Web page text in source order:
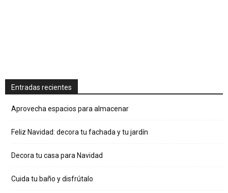
Entradas recientes
Aprovecha espacios para almacenar
Feliz Navidad: decora tu fachada y tu jardín
Decora tu casa para Navidad
Cuida tu baño y disfrútalo